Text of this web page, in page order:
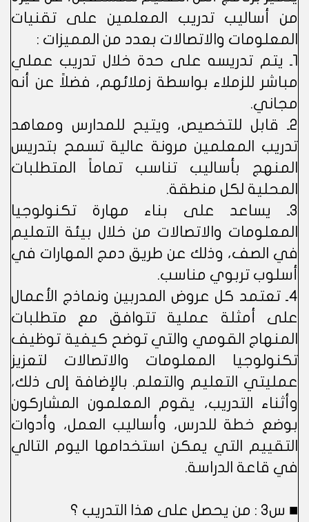
من أساليب تدريب المعلمين على تقنيات
المعلومات والاتصالات بعدد من المميزات :
1ـ يتم تدريسه على حدة خلال تدريب عملي
مباشر للزملاء بواسطة زملائهم، فضلاً عن أنه
مجاني.
2ـ قابل للتخصيص، ويتيح للمدارس ومعاهد
تدريب المعلمين مرونة عالية تسمح بتدريس
المنهج بأساليب تناسب تماماً المتطلبات
المحلية لكل منطقة.
3ـ يساعد على بناء مهارة تكنولوجيا
المعلومات والاتصالات من خلال بيئة التعليم
في الصف، وذلك عن طريق دمج المهارات في
أسلوب تربوي مناسب.
4ـ تعتمد كل عروض المدربين ونماذج الأعمال
على أمثلة عملية تتوافق مع متطلبات
المنهاج القومي والتي توضح كيفية توظيف
تكنولوجيا المعلومات والاتصالات لتعزيز
عمليتي التعليم والتعلم. بالإضافة إلى ذلك،
وأثناء التدريب، يقوم المعلمون المشاركون
بوضع خطة للدرس، وأساليب العمل، وأدوات
التقييم التي يمكن استخدامها اليوم التالي
في قاعة الدراسة.
■ س3 : من يحصل على هذا التدريب ؟